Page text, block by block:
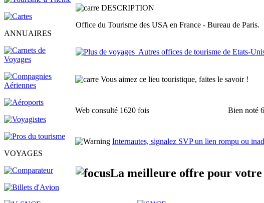
ANNUAIRES
VOYAGES
DESCRIPTION
Office du Tourisme des USA en France - Bureau de Paris.
Autres offices de tourisme de Etats-
Vous aimez ce lieu touristique, faites le savoir !
Web consulté 1620 fois Bien noté
Internautes, signalez SVP un lien rompu ou
La meilleure offre pour votre